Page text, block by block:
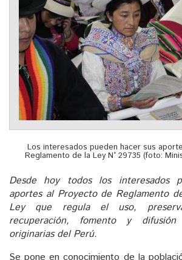
Los interesados pueden hacer sus
Reglamento de la Ley N° 29735 (foto:
Desde hoy todos los interesados
aportes al Proyecto de Reglamento
Ley que regula el uso,
recuperación, fomento y
originarias del Perú.
Se pone en conocimiento de la